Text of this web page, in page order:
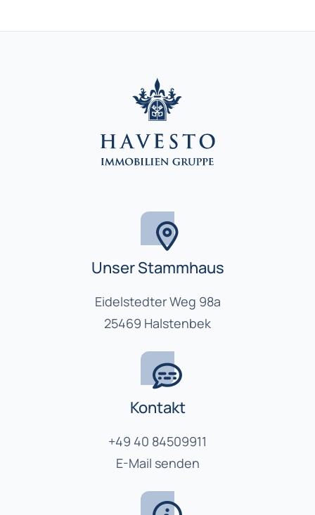
Unser Stammhaus
Eidelstedter Weg 98a
25469 Halstenbek
Kontakt
+49 40 84509911
E-Mail senden